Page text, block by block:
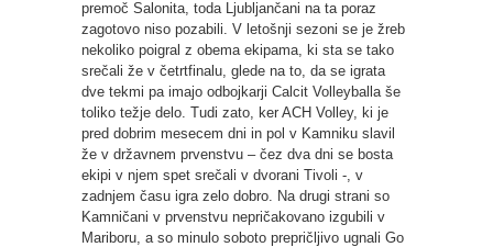
premoč Salonita, toda Ljubljančani na ta poraz
zagotovo niso pozabili. V letošnji sezoni se je žreb
nekoliko poigral z obema ekipama, ki sta se tako
srečali že v četrtfinalu, glede na to, da se igrata
dve tekmi pa imajo odbojkarji Calcit Volleyballa še
toliko težje delo. Tudi zato, ker ACH Volley, ki je
pred dobrim mesecem dni in pol v Kamniku slavil
že v državnem prvenstvu – čez dva dni se bosta
ekipi v njem spet srečali v dvorani Tivoli -, v
zadnjem času igra zelo dobro. Na drugi strani so
Kamničani v prvenstvu nepričakovano izgubili v
Mariboru, a so minulo soboto prepričljivo ugnali Go